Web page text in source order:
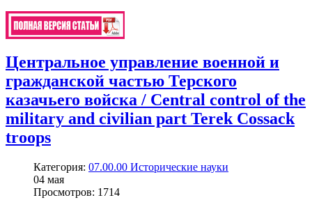
Центральное управление военной и
гражданской частью Терского
казачьего войска / Central control of the
military and civilian part Terek Cossack
troops
Категория: 07.00.00 Исторические науки
04 мая
Просмотров: 1714